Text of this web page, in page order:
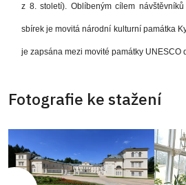
z 8. století). Oblíbeným cílem
sbírek je movitá národní kulturní památka
je zapsána mezi movité památky UNESCO
Fotografie ke stažení